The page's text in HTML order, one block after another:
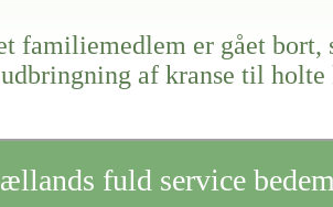
familiemedlem er gået bort,
af kranse til holte
fuld service